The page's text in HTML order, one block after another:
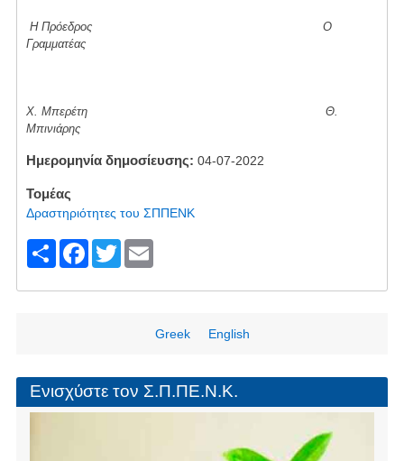
Η Πρόεδρος Ο
Γραμματέας
Χ. Μπερέτη Θ.
Μπινιάρης
Ημερομηνία δημοσίευσης 04-07-2022
Τομέας
Δραστηριότητες του ΣΠΠΕΝΚ
S F
o
T E
Greek English
Ενισχύστε τον Σ.Π.ΠΕ.Ν.Κ.